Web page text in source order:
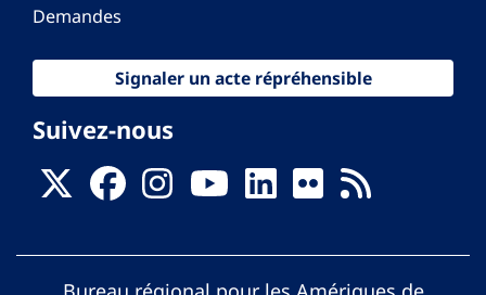
Demandes
Signaler un acte répréhensible
Suivez-nous